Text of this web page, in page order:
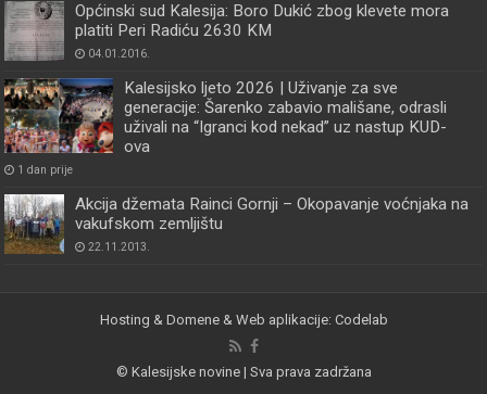
Općinski sud Kalesija: Boro Dukić zbog klevete mora
platiti Peri Radiću 2630 KM
04.01.2016.
Kalesijsko ljeto 2026 | Uživanje za sve
generacije: Šarenko zabavio mališane, odrasli
uživali na “Igranci kod nekad” uz nastup KUD-
ova
1 dan prije
Akcija džemata Rainci Gornji – Okopavanje voćnjaka na
vakufskom zemljištu
22.11.2013.
Hosting & Domene & Web aplikacije: Codelab
© Kalesijske novine | Sva prava zadržana